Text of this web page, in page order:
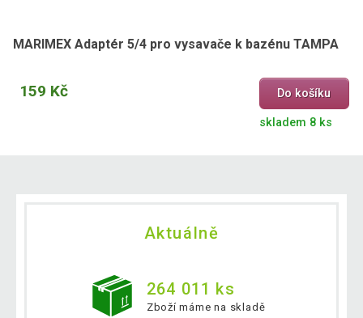
MARIMEX Adaptér 5/4 pro vysavače k bazénu TAMPA
159 Kč Do košíku
skladem 8 ks
Aktuálně
264 011 ks
Zboží máme na skladě